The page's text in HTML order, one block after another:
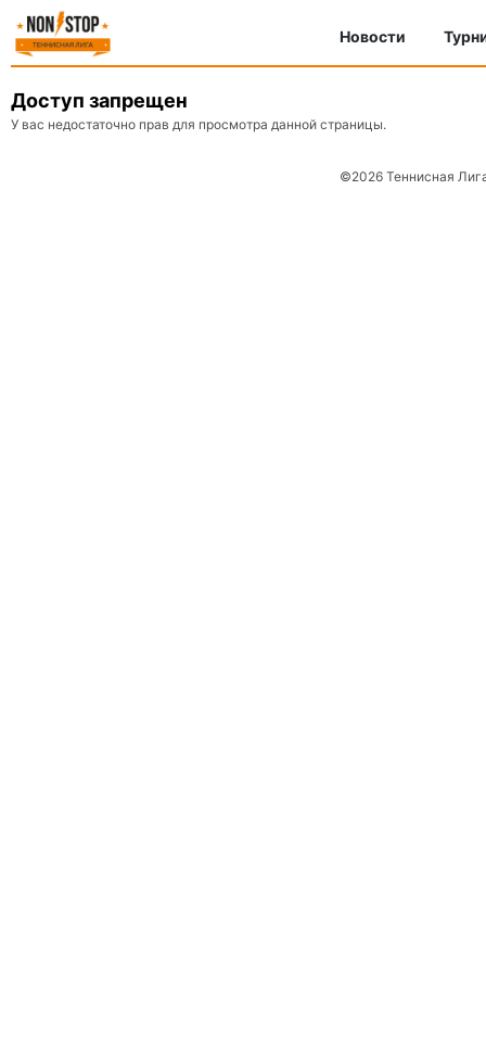
Новости
Доступ запрещен
У вас недостаточно прав для просмотра данной страницы.
©2026 Теннисная